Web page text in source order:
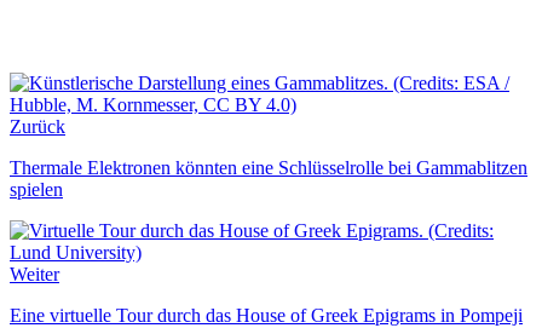
Zurück
Thermale Elektronen könnten eine Schlüsselrolle bei Gammablitzen
spielen
Weiter
Eine virtuelle Tour durch das House of Greek Epigrams in Pompeji